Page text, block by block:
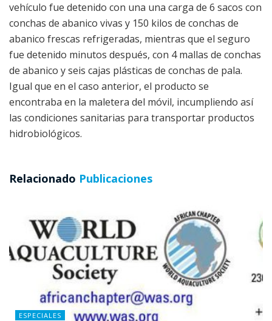
vehículo fue detenido con una una carga de 6 sacos con
conchas de abanico vivas y 150 kilos de conchas de
abanico frescas refrigeradas, mientras que el seguro
fue detenido minutos después, con 4 mallas de conchas
de abanico y seis cajas plásticas de conchas de pala.
Igual que en el caso anterior, el producto se
encontraba en la maletera del móvil, incumpliendo así
las condiciones sanitarias para transportar productos
hidrobiológicos.
Relacionado Publicaciones
ESPECIALES